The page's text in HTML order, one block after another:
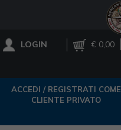
LOGIN € 0,00
ACCEDI / REGISTRATI COME
CLIENTE PRIVATO